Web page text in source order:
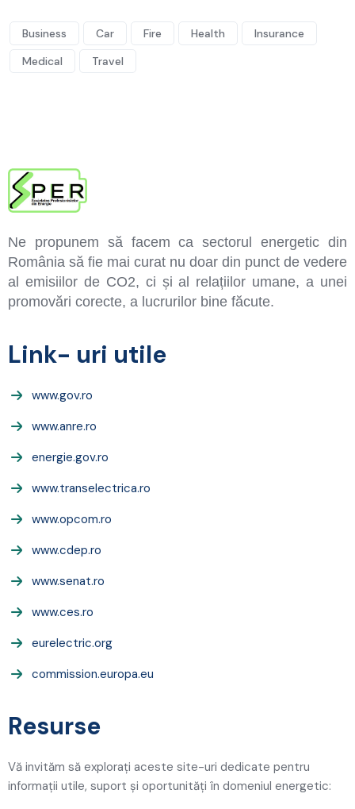
Business Car Fire Health
Insurance
Medical
Travel
Ne propunem să facem ca sectorul energetic din
România să fie mai curat nu doar din punct de vedere
al emisiilor de CO2, ci și al relațiilor umane, a unei
promovări corecte, a lucrurilor bine făcute.
Link- uri utile
www.gov.ro
www.anre.ro
energie.gov.ro
www.transelectrica.ro
www.opcom.ro
www.cdep.ro
www.senat.ro
www.ces.ro
eurelectric.org
commission.europa.eu
Resurse
Vă invităm să explorați aceste site-uri dedicate pentru
informații utile, suport și oportunități în domeniul energetic: